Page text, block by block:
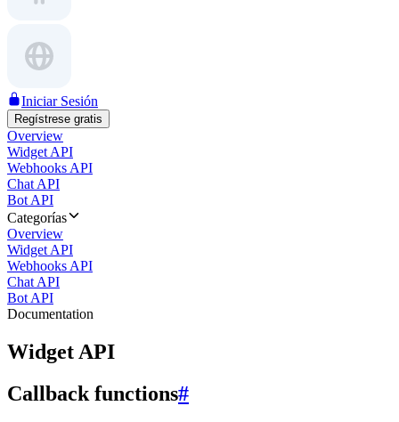
Iniciar Sesión
Regístrese gratis
Overview
Widget API
Webhooks API
Chat API
Bot API
Categorías
Overview
Widget API
Webhooks API
Chat API
Bot API
Documentation
Widget API
Callback functions#